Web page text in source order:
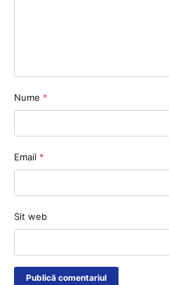
Nume *
Email *
Sit web